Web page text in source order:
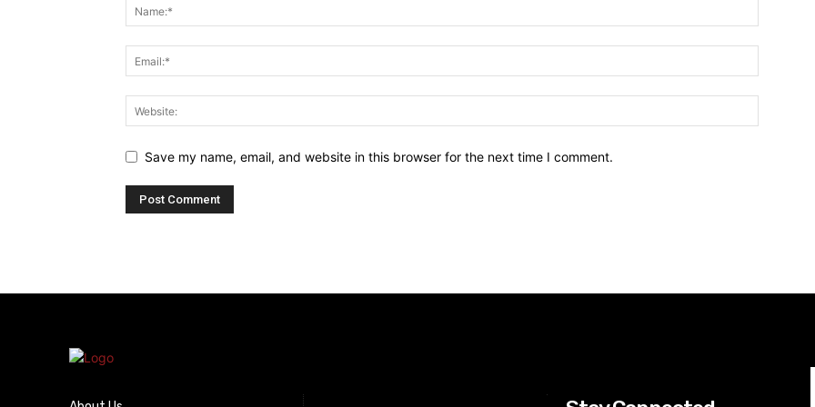
Save my name, email, and website in this browser for the next time I comment.